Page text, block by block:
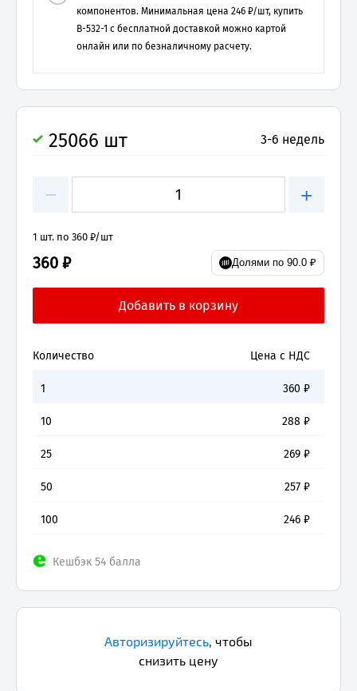
компонентов. Минимальная цена 246 ₽/шт, купить
B-532-1 с бесплатной доставкой можно картой
онлайн или по безналичному расчету.
25066 шт 3-6 недель
− +
1 шт. по 360 ₽/шт
360 ₽ Долями по 90.0 ₽
Количество Цена с НДС
1 360 ₽
10 288 ₽
25 269 ₽
50 257 ₽
100 246 ₽
Кешбэк 54 балла
Авторизируйтесь, чтобы
снизить цену